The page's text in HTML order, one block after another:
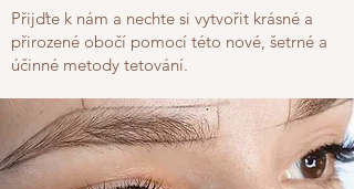
Přijďte k nám a nechte si vytvořit krásné a
přirozené obočí pomocí této nové, šetrné a
účinné metody tetování.